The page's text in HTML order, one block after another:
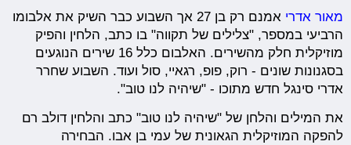
מאור אדרי
אמנם רק בן 27 אך השבוע כבר השיק את אלבומו
הרביעי במספר, "צלילים של תקווה" בו כתב, הלחין והפיק
מוזיקלית חלק מהשירים. האלבום כלל 16 שירים הנוגעים
בסגנונות שונים - רוק, פופ, רגאיי, סול ועוד. השבוע שחרר
אדרי סינגל חדש מתוכו - "שיהיה לנו טוב".
את המילים והלחן של "שיהיה לנו טוב" כתב והלחין דולב רם
להפקה המוזיקלית הגאונית של עמי בן אבו. הבחירה